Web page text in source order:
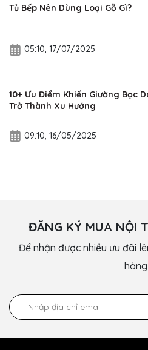
Tủ Bếp Nên Dùng Loại Gỗ Gì?
05:10, 17/07/2025
10+ Ưu Điểm Khiến Giường Bọc
Trở Thành Xu Hướng
09:10, 16/05/2025
ĐĂNG KÝ MUA NỘI
Để nhận được nhiều ưu đãi
hàng